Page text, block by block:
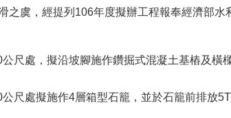
虞，經提列106年度擬辦工程報奉經濟部水
尺處，擬沿坡腳施作鑽掘式混凝土基樁及橫
尺處擬施作4層箱型石籠，並於石籠前排放